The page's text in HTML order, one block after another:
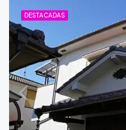
DESTACADAS